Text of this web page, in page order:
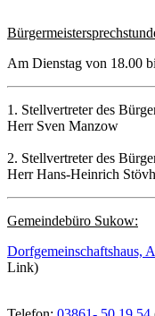
Am Dienstag von 18.00
1. Stellvertreter des
Herr Sven Manzow
2. Stellvertreter des
Herr Hans-Heinrich
Gemeindebüro Sukow:
Dorfgemeinschaftshaus,
Link)